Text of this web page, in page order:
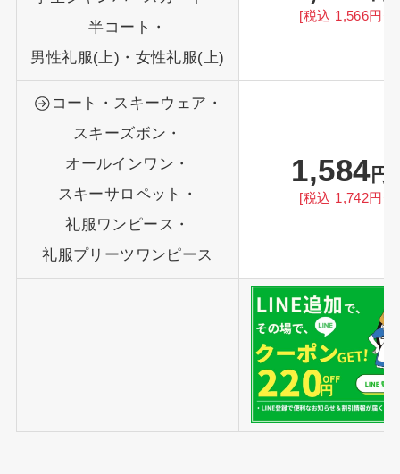
半コート・
男性礼服(上)・女性礼服(上)
[税込 1,566円〜]
コート・スキーウェア・
スキーズボン・
オールインワン・
スキーサロペット・
礼服ワンピース・
礼服プリーツワンピース
1,584円
[税込 1,742円〜]